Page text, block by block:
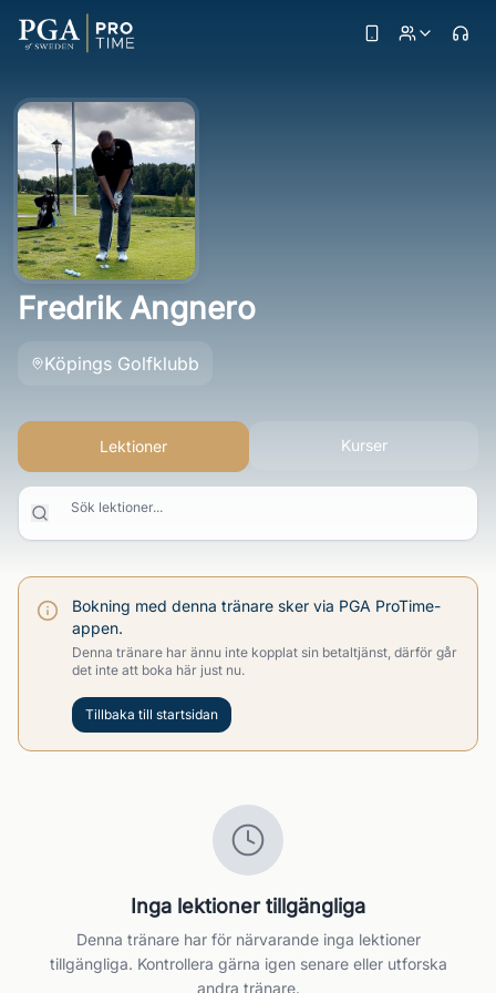
Fredrik Angnero
Köpings Golfklubb
Lektioner Kurser
Sök lektioner...
Bokning med denna tränare sker via PGA ProTime-
appen.
Denna tränare har ännu inte kopplat sin betaltjänst, därför går
det inte att boka här just nu.
Tillbaka till startsidan
Inga lektioner tillgängliga
Denna tränare har för närvarande inga lektioner
tillgängliga. Kontrollera gärna igen senare eller utforska
andra tränare.